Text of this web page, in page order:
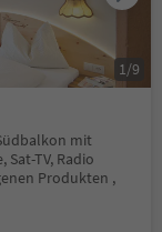
mit
TV, Radio
Produkten ,
1 /9